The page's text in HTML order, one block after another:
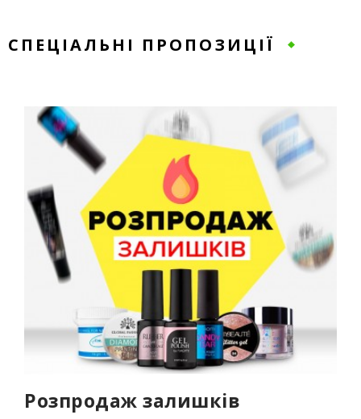
СПЕЦІАЛЬНІ ПРОПОЗИЦІЇ
Розпродаж залишків